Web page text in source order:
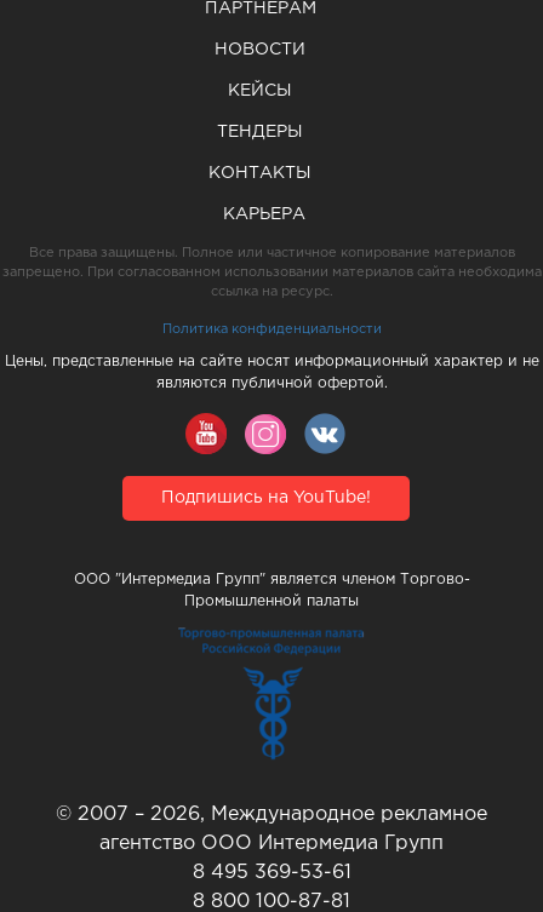
ПАРТНЕРАМ
НОВОСТИ
КЕЙСЫ
ТЕНДЕРЫ
КОНТАКТЫ
КАРЬЕРА
Все права защищены. Полное или частичное копирование материалов
запрещено. При согласованном использовании материалов сайта необходима
ссылка на ресурс.
Политика конфиденциальности
Цены, представленные на сайте носят информационный характер и не
являются публичной офертой.
Подпишись на YouTube!
ООО "Интермедиа Групп" является членом Торгово-
Промышленной палаты
© 2007 – 2026, Международное рекламное
агентство ООО Интермедиа Групп
8 495 369-53-61
8 800 100-87-81